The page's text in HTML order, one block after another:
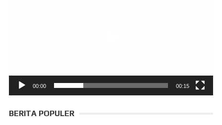
00:00 00:15
BERITA POPULER